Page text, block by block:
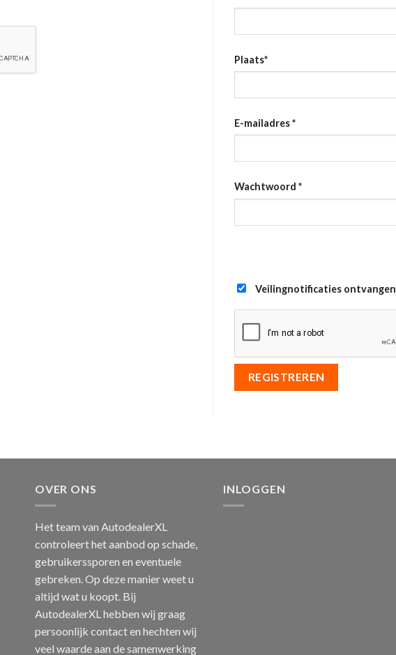
Plaats*
E-mailadres*
Wachtwoord *
Veilingnotificaties ontvangen
REGISTREREN
OVER ONS
Het team van AutodealerXL
controleert het aanbod op schade,
gebruikerssporen en eventuele
gebreken. Op deze manier weet u
altijd wat u koopt. Bij
AutodealerXL hebben wij graag
persoonlijk contact en hechten wij
veel waarde aan de samenwerking
INLOGGEN